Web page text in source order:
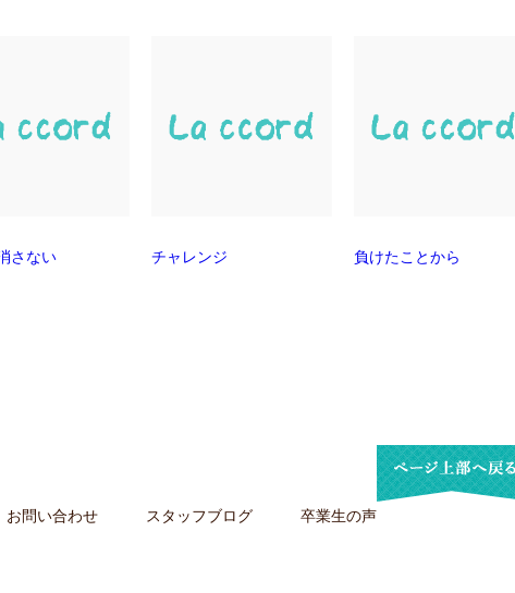
さない チャレンジ 負けたことから
お問い合わせ スタッフブログ
卒業生の声